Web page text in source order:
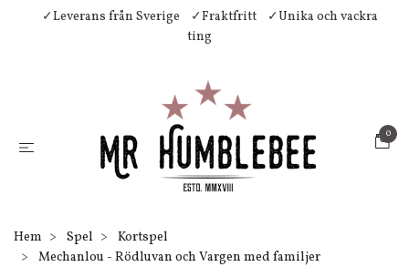
✓Leverans från Sverige ✓Fraktfritt
✓Unika och vackra
ting
0
Hem Spel
Kortspel
Mechanlou - Rödluvan och Vargen med familjer